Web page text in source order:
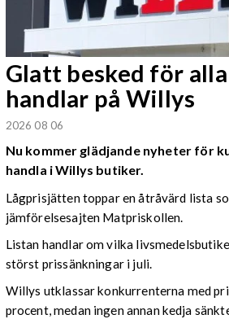
Glatt besked för
handlar på Willys
2026 08 06
Nu kommer glädjande nyheter för
handla i Willys butiker.
Lågprisjätten toppar en åtråvärd lista
jämförelsesajten Matpriskollen.
Listan handlar om vilka
störst prissänkningar i juli.
Willys utklassar konkurrenterna med
procent, medan ingen annan kedja